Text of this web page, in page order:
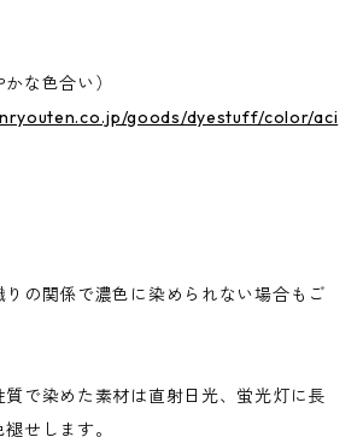
な色合い）
goods/dyestuff/color/aci
の関係で濃色に染められない場合もご
で染めた素材は直射日光、蛍光灯に長
せします。